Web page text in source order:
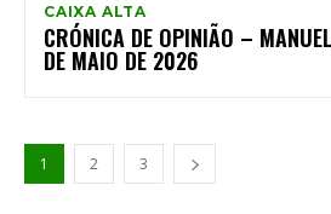
CAIXA ALTA
CRÓNICA DE OPINIÃO –
DE MAIO DE 2026
1 2 3